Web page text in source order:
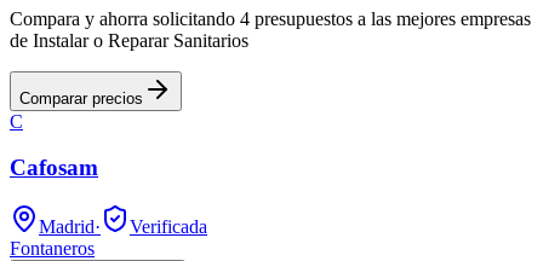
Compara y ahorra solicitando 4 presupuestos a las mejores empresas
de Instalar o Reparar Sanitarios
Comparar precios
C
Cafosam
Madrid·
Verificada
Fontaneros